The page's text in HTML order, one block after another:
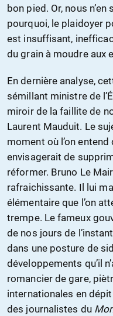
bon pied. Or, nous
pourquoi, le plaidoyer
est insuffisant,
du grain à moudre aux
En dernière analyse,
sémillant ministre de
miroir de la faillite de
Laurent Mauduit. Le
moment où l’on
envisagerait de
réformer. Bruno Le
rafraichissante. Il lui
élémentaire que l’on
trempe. Le fameux
de nos jours de
dans une posture de
développements qu’il
romancier de gare,
internationales en
des journalistes du